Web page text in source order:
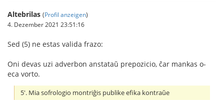
Altebrilas (Profil anzeigen)
4. Dezember 2021 23:51:16
Sed (5) ne estas valida frazo:
Oni devas uzi adverbon anstataŭ prepozicio, ĉar mankas o-
eca vorto.
5'. Mia sofrologio montriĝis publike efika kontraŭe